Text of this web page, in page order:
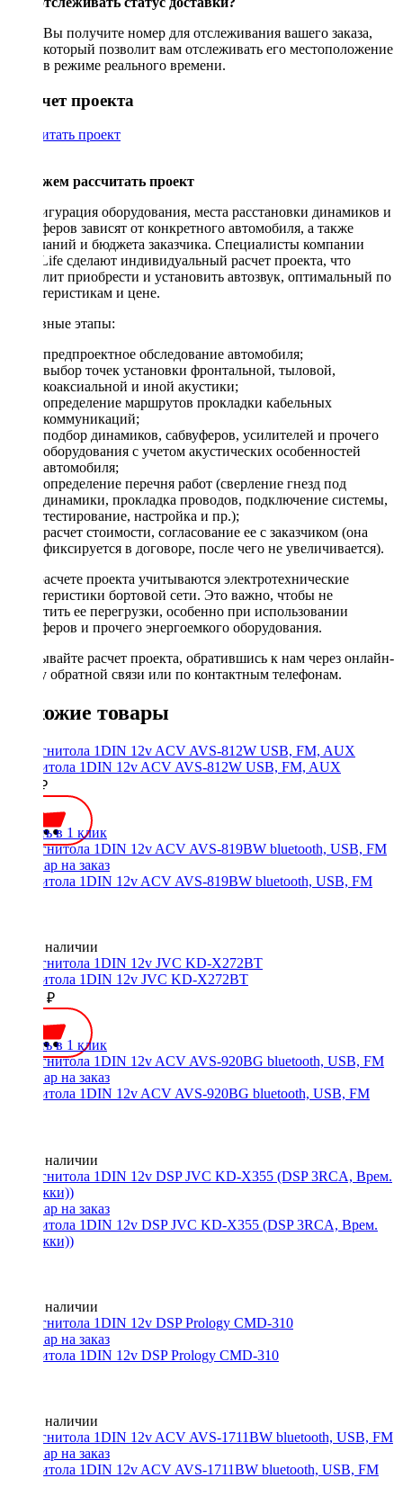
Вы получите номер для отслеживания вашего заказа,
который позволит вам отслеживать его местоположение
в режиме реального времени.
Рассчет проекта
Рассчитать проект
Поможем рассчитать проект
Конфигурация оборудования, места расстановки динамиков и
сабвуферов зависят от конкретного автомобиля, а также
пожеланий и бюджета заказчика. Специалисты компании
DriveLife сделают индивидуальный расчет проекта, что
позволит приобрести и установить автозвук, оптимальный по
характеристикам и цене.
Основные этапы:
предпроектное обследование автомобиля;
выбор точек установки фронтальной, тыловой,
коаксиальной и иной акустики;
определение маршрутов прокладки кабельных
коммуникаций;
подбор динамиков, сабвуферов, усилителей и прочего
оборудования с учетом акустических особенностей
автомобиля;
определение перечня работ (сверление гнезд под
динамики, прокладка проводов, подключение системы,
тестирование, настройка и пр.);
расчет стоимости, согласование ее с заказчиком (она
фиксируется в договоре, после чего не увеличивается).
При расчете проекта учитываются электротехнические
характеристики бортовой сети. Это важно, чтобы не
допустить ее перегрузки, особенно при использовании
сабвуферов и прочего энергоемкого оборудования.
Заказывайте расчет проекта, обратившись к нам через онлайн-
форму обратной связи или по контактным телефонам.
Похожие товары
Магнитола 1DIN 12v ACV AVS-812W USB, FM, AUX
2500 ₽
Купить в 1 клик
Магнитола 1DIN 12v ACV AVS-819BW bluetooth, USB, FM
Нет в наличии
Магнитола 1DIN 12v JVC KD-X272BT
13500 ₽
Купить в 1 клик
Магнитола 1DIN 12v ACV AVS-920BG bluetooth, USB, FM
Нет в наличии
Магнитола 1DIN 12v DSP JVC KD-X355 (DSP 3RCA, Врем.
задержки))
Нет в наличии
Магнитола 1DIN 12v DSP Prology CMD-310
Нет в наличии
Магнитола 1DIN 12v ACV AVS-1711BW bluetooth, USB, FM